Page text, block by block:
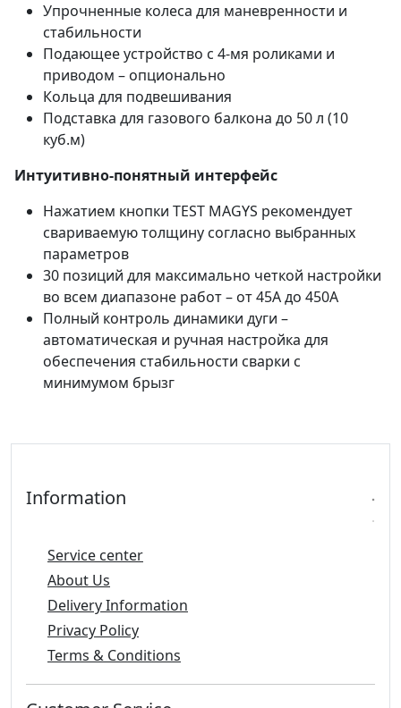
Упрочненные колеса для маневренности и
стабильности
Подающее устройство с 4-мя роликами и
приводом – опционально
Кольца для подвешивания
Подставка для газового балкона до 50 л (10
куб.м)
Интуитивно-понятный интерфейс
Нажатием кнопки TEST MAGYS рекомендует
свариваемую толщину согласно выбранных
параметров
30 позиций для максимально четкой настройки
во всем диапазоне работ – от 45A до 450A
Полный контроль динамики дуги –
автоматическая и ручная настройка для
обеспечения стабильности сварки с
минимумом брызг
Information
Service center
About Us
Delivery Information
Privacy Policy
Terms & Conditions